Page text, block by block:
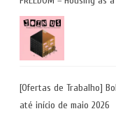
Incarceration” | até 8 de
[Ofertas de Trabalho]
até início de maio 2026